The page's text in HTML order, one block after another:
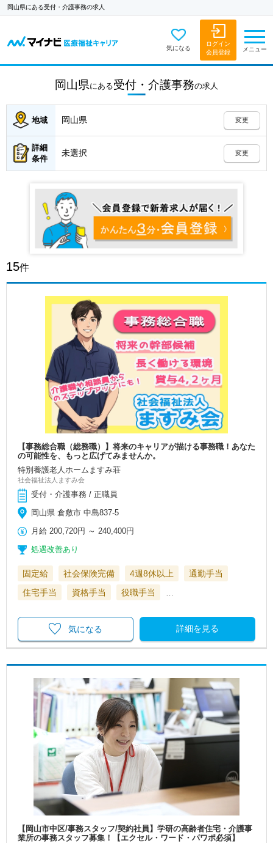
岡山県にある受付・介護事務の求人
気になる
ログイン
会員登録
メニュー
岡山県にある受付・介護事務の求人
地域 岡山県 変更
詳細
条件
未選択 変更
15件
【事務総合職（総務職）】将来のキャリアが描ける事務職！あなた
の可能性を、もっと広げてみませんか。
特別養護老人ホームますみ荘
社会福祉法人ますみ会
受付・介護事務 / 正職員
岡山県 倉敷市 中島837-5
月給 200,720円 ～ 240,400円
処遇改善あり
固定給 社会保険完備 4週8休以上
通勤手当
住宅手当
資格手当 役職手当
詳細を見る
気になる
【岡山市中区/事務スタッフ/契約社員】学研の高齢者住宅・介護事
業所の事務スタッフ募集！【エクセル・ワード・パワポ必須】